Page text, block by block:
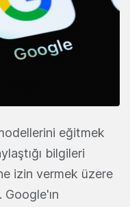
eğitmek
bilgileri
izin vermek üzere
. Google'ın